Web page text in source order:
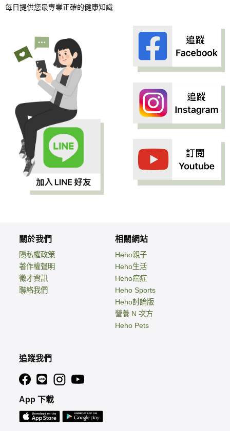
每日提供您最專業正確的健康知識
關於我們
隱私權政策
著作權聲明
徵才資訊
聯絡我們
相關網站
Heho親子
Heho生活
Heho癌症
Heho Sports
Heho討論版
營養 N 次方
Heho Pets
追蹤我們
App 下載